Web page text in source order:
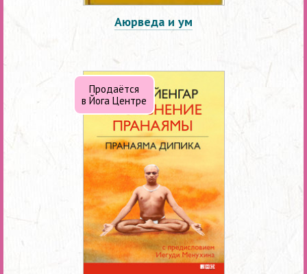
Аюрведа и ум
Продаётся
в Йога Центре